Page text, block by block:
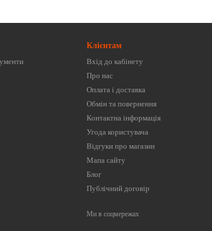
Клієнтам
Вхід до кабінету
Про нас
Оплата і доставка
Обмін та повернення
Контактна інформація
Угода користувача
Відгуки про магазин
Мапа сайту
Блог
Публічний договір
Ми в соцмережах